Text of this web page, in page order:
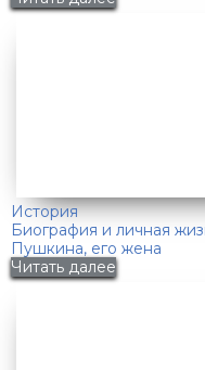
История
Биография и личная
Пушкина, его жена
Читать далее